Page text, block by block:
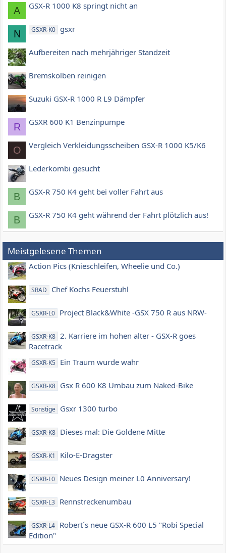
A GSX-R 1000 K8 springt nicht an
N GSXR-K0 gsxr
Aufbereiten nach mehrjähriger Standzeit
Bremskolben reinigen
Suzuki GSX-R 1000 R L9 Dämpfer
R GSXR 600 K1 Benzinpumpe
O Vergleich Verkleidungsscheiben GSX-R 1000 K5/K6
Lederkombi gesucht
B GSX-R 750 K4 geht bei voller Fahrt aus
B GSX-R 750 K4 geht während der Fahrt plötzlich aus!
Meistgelesene Themen
Action Pics (Knieschleifen, Wheelie und Co.)
SRAD Chef Kochs Feuerstuhl
GSXR-L0 Project Black&White -GSX 750 R aus NRW-
GSXR-K8 2. Karriere im hohen alter - GSX-R goes
Racetrack
GSXR-K5 Ein Traum wurde wahr
GSXR-K8 Gsx R 600 K8 Umbau zum Naked-Bike
Sonstige Gsxr 1300 turbo
GSXR-K8 Dieses mal: Die Goldene Mitte
GSXR-K1 Kilo-E-Dragster
GSXR-L0 Neues Design meiner L0 Anniversary!
GSXR-L3 Rennstreckenumbau
GSXR-L4 Robert´s neue GSX-R 600 L5 "Robi Special
Edition"